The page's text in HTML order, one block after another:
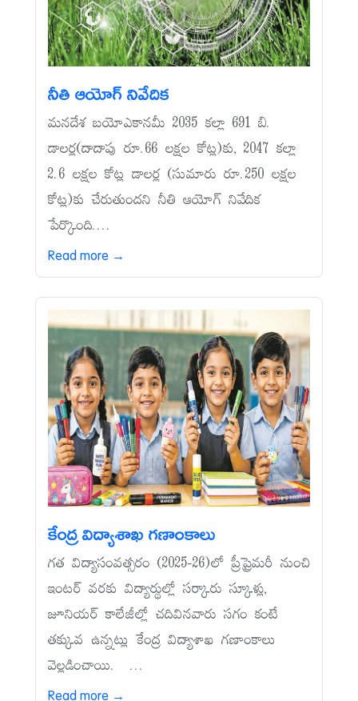
నీతి ఆయోగ్‌ నివేదిక
మనదేశ బయోఎకానమీ 2035 కల్లా 691 బి.
డాలర్ల(దాదాపు రూ.66 లక్షల కోట్ల)కు, 2047 కల్లా
2.6 లక్షల కోట్ల డాలర్ల (సుమారు రూ.250 లక్షల
కోట్ల)కు చేరుతుందని నీతి ఆయోగ్‌ నివేదిక
పేర్కొంది....
Read more →
కేంద్ర విద్యాశాఖ గణాంకాలు
గత విద్యాసంవత్సరం (2025-26)లో ప్రీప్రైమరీ నుంచి
ఇంటర్‌ వరకు విద్యార్థుల్లో సర్కారు స్కూళ్లు,
జూనియర్‌ కాలేజీల్లో చదివినవారు సగం కంటే
తక్కువ ఉన్నట్లు కేంద్ర విద్యాశాఖ గణాంకాలు
వెల్లడించాయి. ...
Read more →